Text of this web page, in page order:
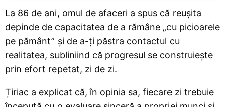
La 86 de ani, omul de afaceri a spus că reușita
depinde de capacitatea de a rămâne „cu picioarele
pe pământ” și de a-ți păstra contactul cu
realitatea, subliniind că progresul se construiește
prin efort repetat, zi de zi.
Țiriac a explicat că, în opinia sa, fiecare zi trebuie